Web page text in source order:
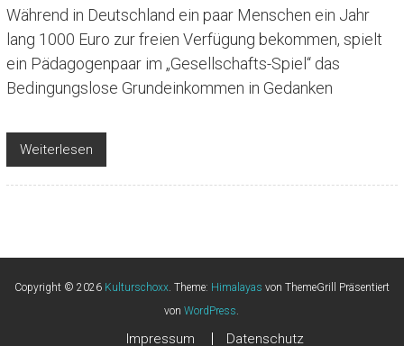
Während in Deutschland ein paar Menschen ein Jahr
lang 1000 Euro zur freien Verfügung bekommen, spielt
ein Pädagogenpaar im „Gesellschafts-Spiel“ das
Bedingungslose Grundeinkommen in Gedanken
Weiterlesen
Copyright © 2026 Kulturschoxx. Theme: Himalayas von ThemeGrill Präsentiert
vonWordPress.
Impressum Datenschutz